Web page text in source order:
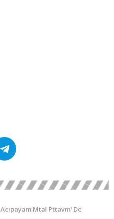
Acıpayam Mtal Pttavm' De